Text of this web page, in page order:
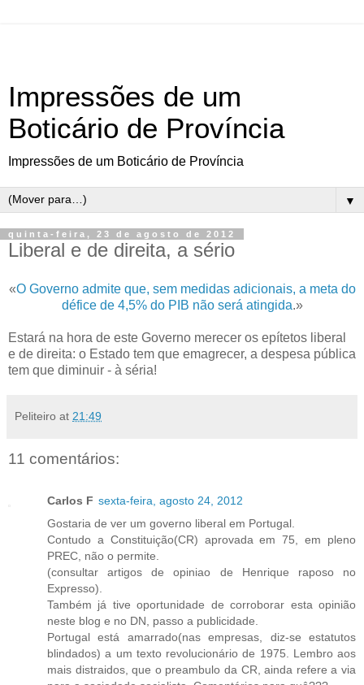
Impressões de um
Boticário de Província
Impressões de um Boticário de Província
▼
quinta-feira, 23 de agosto de 2012
Liberal e de direita, a sério
«O Governo admite que, sem medidas adicionais, a meta do
défice de 4,5% do PIB não será atingida.»
Estará na hora de este Governo merecer os epítetos liberal
e de direita: o Estado tem que emagrecer, a despesa pública
tem que diminuir - à séria!
Peliteiro at 21:49
11 comentários:
Carlos F sexta-feira, agosto 24, 2012
Gostaria de ver um governo liberal em Portugal.
Contudo a Constituição(CR) aprovada em 75, em pleno
PREC, não o permite.
(consultar artigos de opiniao de Henrique raposo no
Expresso).
Também já tive oportunidade de corroborar esta opinião
neste blog e no DN, passo a publicidade.
Portugal está amarrado(nas empresas, diz-se estatutos
blindados) a um texto revolucionário de 1975. Lembro aos
mais distraidos, que o preambulo da CR, ainda refere a via